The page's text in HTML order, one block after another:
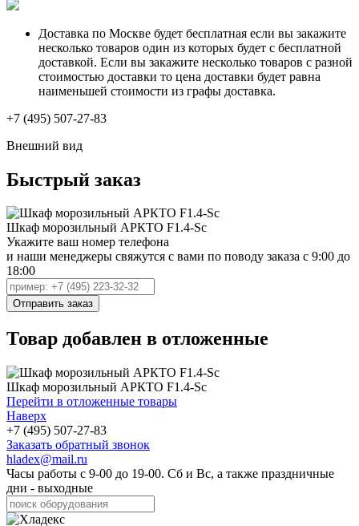
Доставка по Москве будет бесплатная если вы закажите
несколько товаров один из которых будет с бесплатной
доставкой. Если вы закажите несколько товаров с разной
стоимостью доставки то цена доставки будет равна
наименьшей стоимости из графы доставка.
+7 (495) 507-27-83
Внешний вид
Быстрый заказ
Шкаф морозильный АРКТО F1.4-Sc
Укажите ваш номер телефона
и наши менеджеры свяжутся с вами по поводу заказа с 9:00 до
18:00
Товар добавлен в отложенные
Шкаф морозильный АРКТО F1.4-Sc
Перейти в отложенные товары
Наверх
+7 (495) 507-27-83
Заказать обратный звонок
hladex@mail.ru
Часы работы с 9-00 до 19-00. Сб и Вс, а также праздничные
дни - выходные